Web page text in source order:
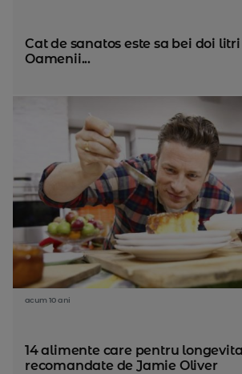
Cat de sanatos este sa bei doi
Oamenii...
acum 10 ani
14 alimente care pentru
recomandate de Jamie Oliver